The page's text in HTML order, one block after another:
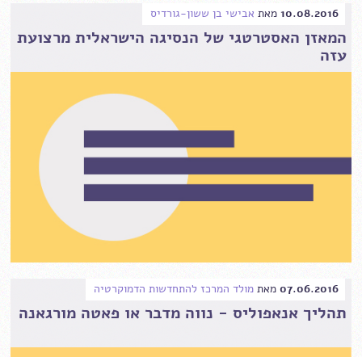
10.08.2016 מאת אבישי בן ששון-גורדיס
המאזן האסטרטגי של הנסיגה הישראלית מרצועת
עזה
07.06.2016 מאת מולד המרכז להתחדשות הדמוקרטיה
תהליך אנאפוליס - נווה מדבר או פאטה מורגאנה